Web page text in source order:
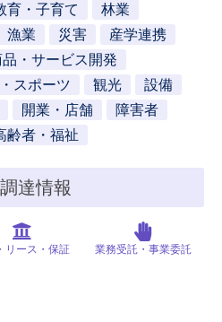
育・子育て
林業
漁業 災害
産学連携
・サービス開発
スポーツ 観光
設備
開業・店舗
障害者
齢者・福祉
達情報
リース・保証 業務受託・事業委託